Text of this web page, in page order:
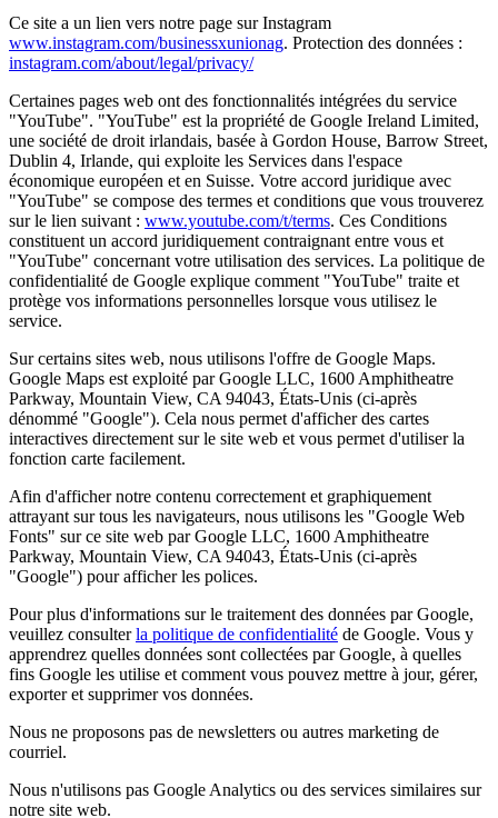
Ce site a un lien vers notre page sur Instagram
www.instagram.com/businessxunionag. Protection des données :
instagram.com/about/legal/privacy/
Certaines pages web ont des fonctionnalités intégrées du service
"YouTube". "YouTube" est la propriété de Google Ireland Limited,
une société de droit irlandais, basée à Gordon House, Barrow Street,
Dublin 4, Irlande, qui exploite les Services dans l'espace
économique européen et en Suisse. Votre accord juridique avec
"YouTube" se compose des termes et conditions que vous trouverez
sur le lien suivant : www.youtube.com/t/terms. Ces Conditions
constituent un accord juridiquement contraignant entre vous et
"YouTube" concernant votre utilisation des services. La politique de
confidentialité de Google explique comment "YouTube" traite et
protège vos informations personnelles lorsque vous utilisez le
service.
Sur certains sites web, nous utilisons l'offre de Google Maps.
Google Maps est exploité par Google LLC, 1600 Amphitheatre
Parkway, Mountain View, CA 94043, États-Unis (ci-après
dénommé "Google"). Cela nous permet d'afficher des cartes
interactives directement sur le site web et vous permet d'utiliser la
fonction carte facilement.
Afin d'afficher notre contenu correctement et graphiquement
attrayant sur tous les navigateurs, nous utilisons les "Google Web
Fonts" sur ce site web par Google LLC, 1600 Amphitheatre
Parkway, Mountain View, CA 94043, États-Unis (ci-après
"Google") pour afficher les polices.
Pour plus d'informations sur le traitement des données par Google,
veuillez consulterla politique de confidentialité de Google. Vous y
apprendrez quelles données sont collectées par Google, à quelles
fins Google les utilise et comment vous pouvez mettre à jour, gérer,
exporter et supprimer vos données.
Nous ne proposons pas de newsletters ou autres marketing de
courriel.
Nous n'utilisons pas Google Analytics ou des services similaires sur
notre site web.